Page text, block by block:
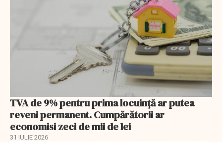
TVA de 9% pentru prima locuință ar putea
reveni permanent. Cumpărătorii ar
economisi zeci de mii de lei
31 IULIE 2026